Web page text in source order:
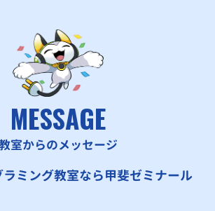
MESSAGE
室からのメッセージ
ミング教室なら甲斐ゼミナール